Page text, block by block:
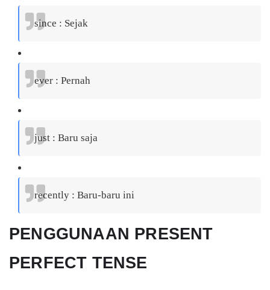
since : Sejak
ever : Pernah
just : Baru saja
recently : Baru-baru ini
PENGGUNAAN PRESENT
PERFECT TENSE